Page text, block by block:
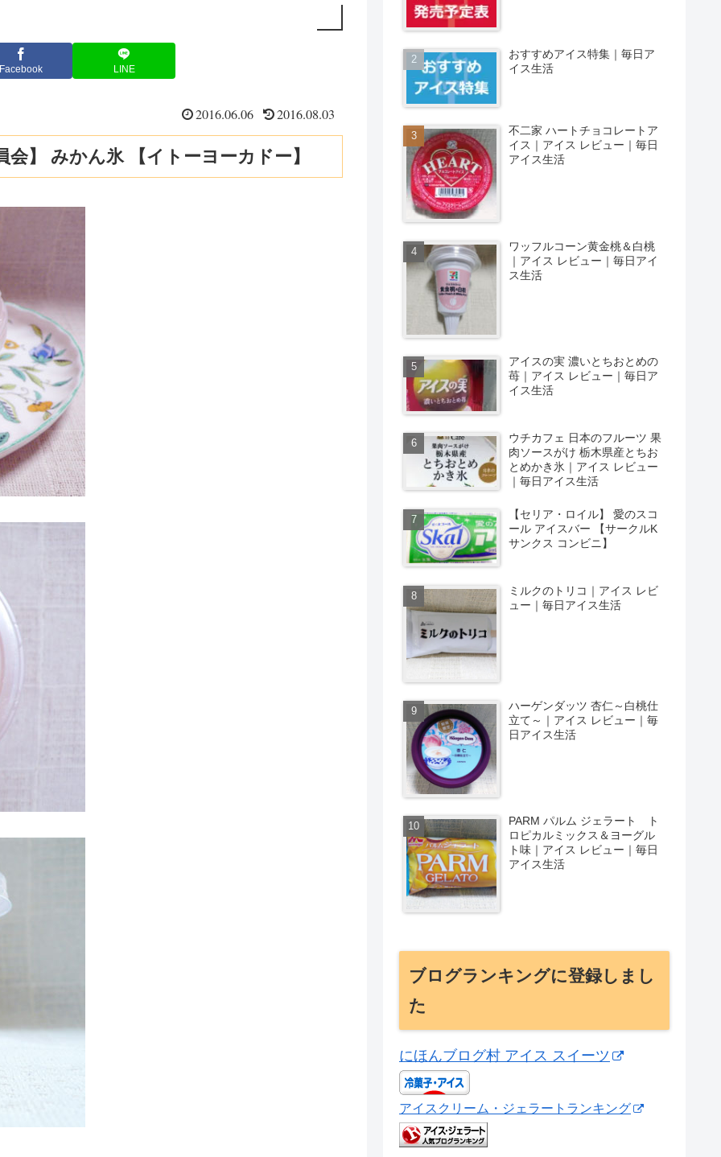
Facebook LINE
2016.06.06 2016.08.03
】 みかん氷 【イトーヨーカドー】
おすすめアイス特集｜毎日ア
イス生活
不二家 ハートチョコレートア
イス｜アイス レビュー｜毎日
アイス生活
ワッフルコーン黄金桃＆白桃
｜アイス レビュー｜毎日アイ
ス生活
アイスの実 濃いとちおとめの
苺｜アイス レビュー｜毎日ア
イス生活
ウチカフェ 日本のフルーツ 果
肉ソースがけ 栃木県産とちお
とめかき氷｜アイス レビュー
｜毎日アイス生活
【セリア・ロイル】 愛のスコ
ール アイスバー 【サークルK
サンクス コンビニ】
ミルクのトリコ｜アイス レビ
ュー｜毎日アイス生活
ハーゲンダッツ 杏仁～白桃仕
立て～｜アイス レビュー｜毎
日アイス生活
PARM パルム ジェラート ト
ロピカルミックス＆ヨーグル
ト味｜アイス レビュー｜毎日
アイス生活
ブログランキングに登録しまし
た
にほんブログ村 アイス スイーツ
アイスクリーム・ジェラートランキング